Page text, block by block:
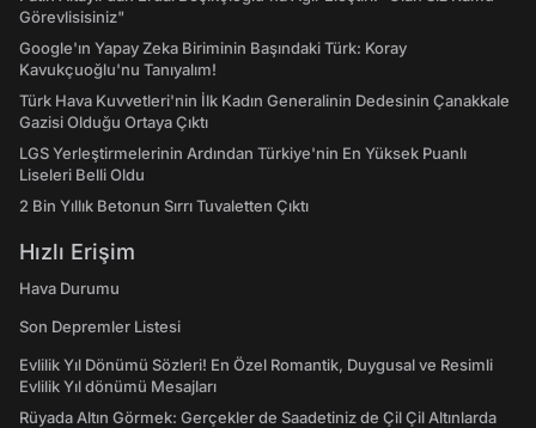
Görevlisisiniz"
Google'ın Yapay Zeka Biriminin Başındaki Türk: Koray
Kavukçuoğlu'nu Tanıyalım!
Türk Hava Kuvvetleri'nin İlk Kadın Generalinin Dedesinin Çanakkale
Gazisi Olduğu Ortaya Çıktı
LGS Yerleştirmelerinin Ardından Türkiye'nin En Yüksek Puanlı
Liseleri Belli Oldu
2 Bin Yıllık Betonun Sırrı Tuvaletten Çıktı
Hızlı Erişim
Hava Durumu
Son Depremler Listesi
Evlilik Yıl Dönümü Sözleri! En Özel Romantik, Duygusal ve Resimli
Evlilik Yıl dönümü Mesajları
Rüyada Altın Görmek: Gerçekler de Saadetiniz de Çil Çil Altınlarda